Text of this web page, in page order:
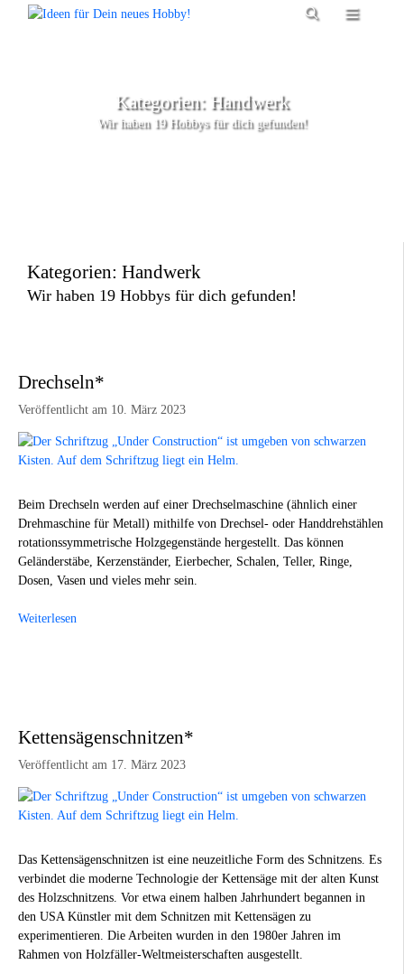
Menü
Kategorien: Handwerk
Wir haben 19 Hobbys für dich gefunden!
Kategorien: Handwerk
Wir haben 19 Hobbys für dich gefunden!
Drechseln*
Veröffentlicht am 10. März 2023
Beim Drechseln werden auf einer Drechselmaschine (ähnlich einer
Drehmaschine für Metall) mithilfe von Drechsel- oder Handdrehstählen
rotationssymmetrische Holzgegenstände hergestellt. Das können
Geländerstäbe, Kerzenständer, Eierbecher, Schalen, Teller, Ringe,
Dosen, Vasen und vieles mehr sein.
Weiterlesen
Kettensägenschnitzen*
Veröffentlicht am 17. März 2023
Das Kettensägenschnitzen ist eine neuzeitliche Form des Schnitzens. Es
verbindet die moderne Technologie der Kettensäge mit der alten Kunst
des Holzschnitzens. Vor etwa einem halben Jahrhundert begannen in
den USA Künstler mit dem Schnitzen mit Kettensägen zu
experimentieren. Die Arbeiten wurden in den 1980er Jahren im
Rahmen von Holzfäller-Weltmeisterschaften ausgestellt.